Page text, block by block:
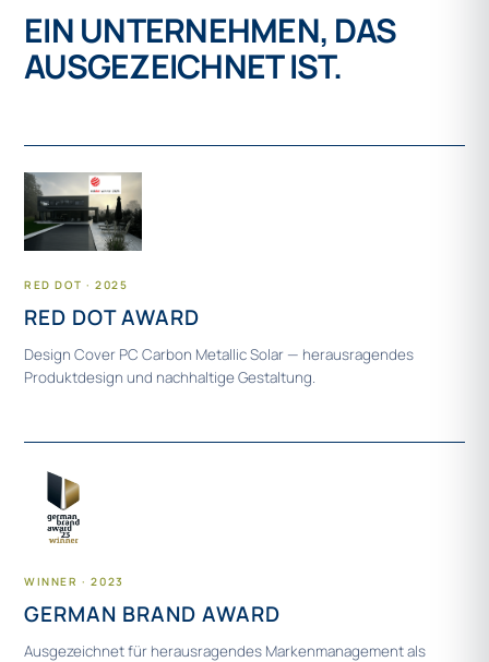
EIN UNTERNEHMEN, DAS
AUSGEZEICHNET IST.
RED DOT · 2025
RED DOT AWARD
Design Cover PC Carbon Metallic Solar — herausragendes
Produktdesign und nachhaltige Gestaltung.
WINNER · 2023
GERMAN BRAND AWARD
Ausgezeichnet für herausragendes Markenmanagement als